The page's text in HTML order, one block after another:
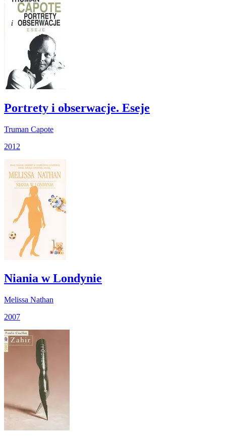
Portrety i obserwacje. Eseje
Truman Capote
2012
Niania w Londynie
Melissa Nathan
2007